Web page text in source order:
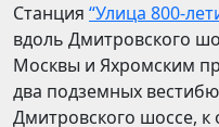
Станция “Улица 800-
вдоль Дмитровского
Москвы и Яхромским
два подземных
Дмитровского шоссе, к